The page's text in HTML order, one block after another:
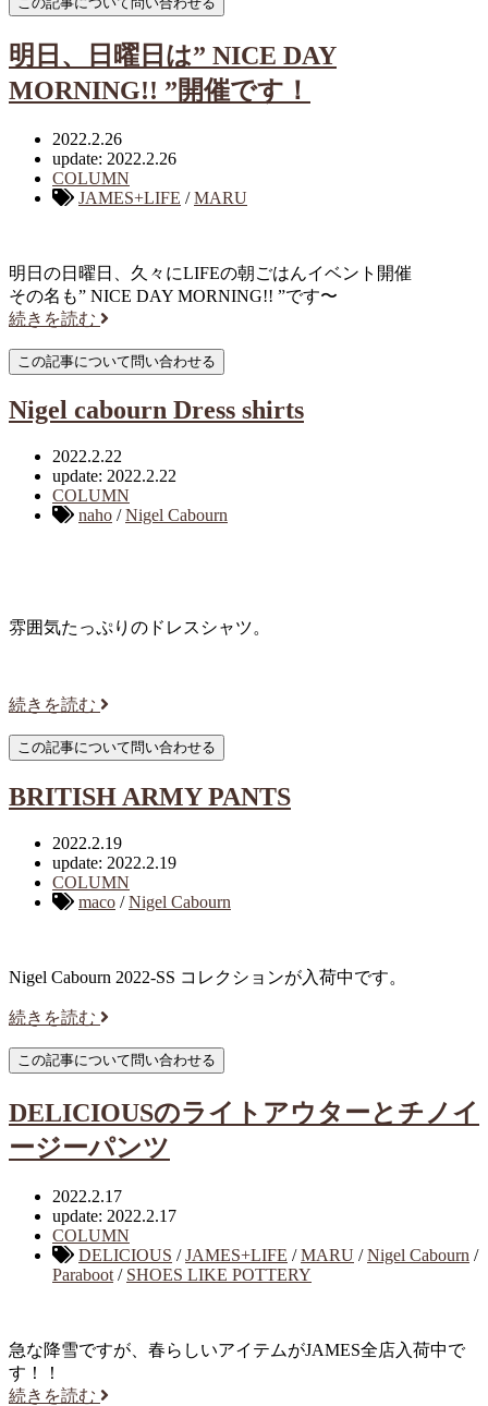
明日、日曜日は” NICE DAY
MORNING!! ”開催です！
2022.2.26
update: 2022.2.26
COLUMN
JAMES+LIFE /MARU
明日の日曜日、久々にLIFEの朝ごはんイベント開催
その名も” NICE DAY MORNING!! ”です〜
続きを読む
Nigel cabourn Dress shirts
2022.2.22
update: 2022.2.22
COLUMN
naho /Nigel Cabourn
雰囲気たっぷりのドレスシャツ。
続きを読む
BRITISH ARMY PANTS
2022.2.19
update: 2022.2.19
COLUMN
maco /Nigel Cabourn
Nigel Cabourn 2022-SS コレクションが入荷中です。
続きを読む
DELICIOUSのライトアウターとチノイ
ージーパンツ
2022.2.17
update: 2022.2.17
COLUMN
DELICIOUS /JAMES+LIFE /MARU /Nigel Cabourn /
Paraboot / SHOES LIKE POTTERY
急な降雪ですが、春らしいアイテムがJAMES全店入荷中で
す！！
続きを読む